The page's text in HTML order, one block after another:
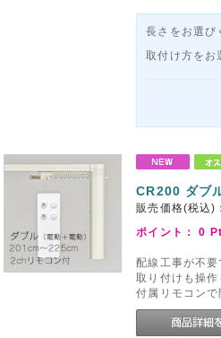
長さをお選
取付け方をお
CR200 ダブ
販売価格(税込)
ポイント：0
配線工事が不
取り付けも操
付属リモコン